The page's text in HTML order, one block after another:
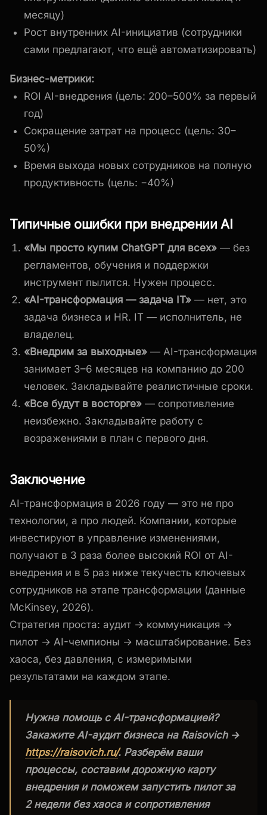
месяцу)
Рост внутренних AI-инициатив (сотрудники
сами предлагают, что ещё автоматизировать)
Бизнес-метрики:
ROI AI-внедрения (цель: 200–500% за первый
год)
Сокращение затрат на процесс (цель: 30–
50%)
Время выхода новых сотрудников на полную
продуктивность (цель: −40%)
Типичные ошибки при внедрении AI
«Мы просто купим ChatGPT для всех» — без
регламентов, обучения и поддержки
инструмент пылится. Нужен процесс.
«AI-трансформация — задача IT» — нет, это
задача бизнеса и HR. IT — исполнитель, не
владелец.
«Внедрим за выходные» — AI-трансформация
занимает 3–6 месяцев на компанию до 200
человек. Закладывайте реалистичные сроки.
«Все будут в восторге» — сопротивление
неизбежно. Закладывайте работу с
возражениями в план с первого дня.
Заключение
AI-трансформация в 2026 году — это не про
технологии, а про людей. Компании, которые
инвестируют в управление изменениями,
получают в 3 раза более высокий ROI от AI-
внедрения и в 5 раз ниже текучесть ключевых
сотрудников на этапе трансформации (данные
McKinsey, 2026).
Стратегия проста: аудит → коммуникация →
пилот → AI-чемпионы → масштабирование. Без
хаоса, без давления, с измеримыми
результатами на каждом этапе.
Нужна помощь с AI-трансформацией?
Закажите AI-аудит бизнеса на Raisovich →
https://raisovich.ru/. Разберём ваши
процессы, составим дорожную карту
внедрения и поможем запустить пилот за
2 недели без хаоса и сопротивления